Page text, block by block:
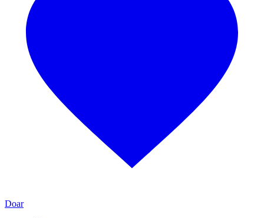
Doar